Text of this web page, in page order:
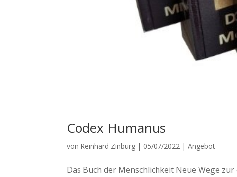
Codex Humanus
von Reinhard Zinburg | 05/07/2022 |Angebot
Das Buch der Menschlichkeit Neue Wege